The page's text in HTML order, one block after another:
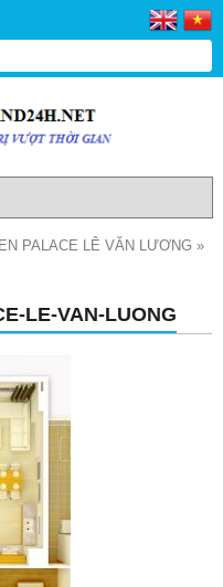
PALACE LÊ VĂN LƯƠNG »
LE-VAN-LUONG